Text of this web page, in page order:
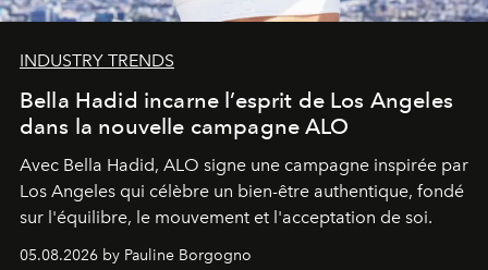
INDUSTRY TRENDS
Bella Hadid incarne l’esprit de Los Angeles
dans la nouvelle campagne ALO
Avec Bella Hadid, ALO signe une campagne inspirée par
Los Angeles qui célèbre un bien-être authentique, fondé
sur l'équilibre, le mouvement et l'acceptation de soi.
05.08.2026 by Pauline Borgogno